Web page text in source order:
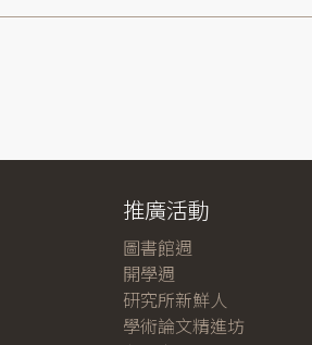
推廣活動
圖書館週
開學週
研究所新鮮人
學術論文精進坊